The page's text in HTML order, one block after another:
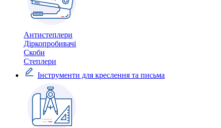
Антистеплери
Діркопробивачі
Скоби
Степлери
Інструменти для креслення та письма